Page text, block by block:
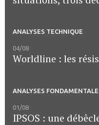
ANALYSES TECHNIQUE
04/08
Worldline : les
ANALYSES
01/08
IPSOS : une